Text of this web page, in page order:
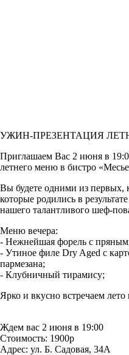
УЖИН-ПРЕЗЕНТАЦИЯ
Приглашаем Вас 2 июня в
летнего меню в бистро
Вы будете одними из первых,
которые родились в
нашего талантливого шеф-
Меню вечера:
- Нежнейшая форель с
- Утиное филе Dry Aged с
пармезана;
- Клубничный тирамису;
Ярко и вкусно встречаем
Ждем вас 2 июня в 19:00
Стоимость: 1900р
Адрес: ул. Б. Садовая, 34А